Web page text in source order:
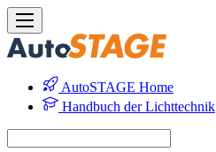
AutoSTAGE Home
Handbuch der Lichttechnik